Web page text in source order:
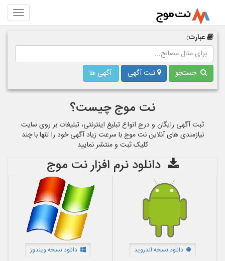
عبارت:
جستجو ثبت آگهی آگهی ها
نت موج چیست؟
ثبت آگهی رایگان و درج انواع تبلیغ اینترنتی، تبلیغات بر روی سایت
نیازمندی های آنلاین نت موج با سرعت زیاد آگهی خود را تنها با چند
کلیک ثبت و منتشر نمایید
دانلود نرم افزار نت موج
دانلود نسخه اندروید دانلود نسخه ویندوز